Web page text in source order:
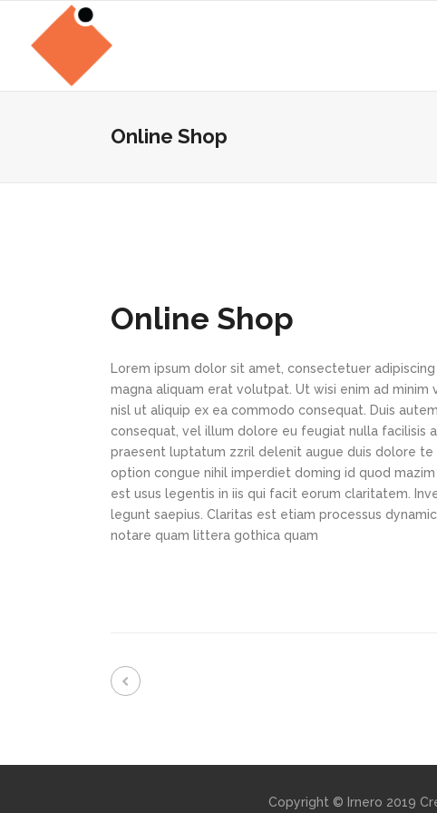
Online Shop
Online Shop
Lorem ipsum dolor sit amet, consectetuer
magna aliquam erat volutpat. Ut wisi enim ad
nisl ut aliquip ex ea commodo consequat. Duis
consequat, vel illum dolore eu feugiat nulla facilisis
praesent luptatum zzril delenit augue duis dolore
option congue nihil imperdiet doming id quod
est usus legentis in iis qui facit eorum claritatem.
legunt saepius. Claritas est etiam processus
notare quam littera gothica quam
Copyright © Irnero 2019